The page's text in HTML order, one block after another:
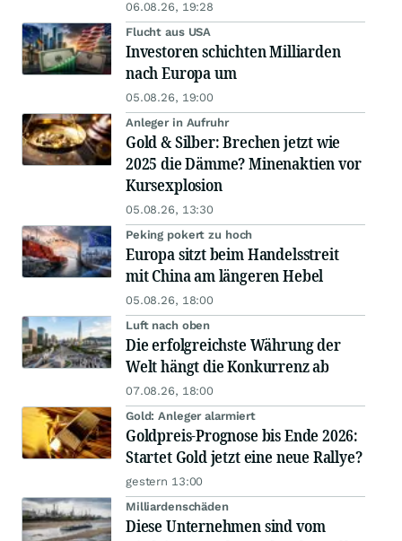
06.08.26, 19:28
Flucht aus USA
Investoren schichten Milliarden
nach Europa um
05.08.26, 19:00
Anleger in Aufruhr
Gold & Silber: Brechen jetzt wie
2025 die Dämme? Minenaktien vor
Kursexplosion
05.08.26, 13:30
Peking pokert zu hoch
Europa sitzt beim Handelsstreit
mit China am längeren Hebel
05.08.26, 18:00
Luft nach oben
Die erfolgreichste Währung der
Welt hängt die Konkurrenz ab
07.08.26, 18:00
Gold: Anleger alarmiert
Goldpreis-Prognose bis Ende 2026:
Startet Gold jetzt eine neue Rallye?
gestern 13:00
Milliardenschäden
Diese Unternehmen sind vom